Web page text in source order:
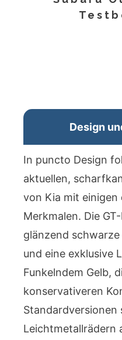
Design
In puncto Design
aktuellen,
von Kia mit einigen
Merkmalen. Die
glänzend
und eine exklusive
Funkelndem Gelb,
konservativeren
Standardversionen
Leichtmetallrädern